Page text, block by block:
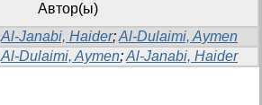
Автор(ы)
Al-Janabi, Haider;Al-Dulaimi, Aymen
Al-Dulaimi, Aymen;Al-Janabi, Haider